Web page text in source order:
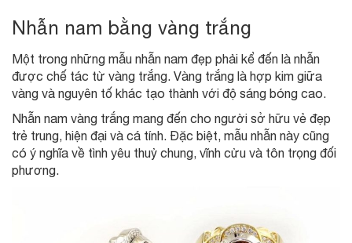
Nhẫn nam bằng vàng trắng
Một trong những mẫu nhẫn nam đẹp phải kể đến là nhẫn
được chế tác từ vàng trắng. Vàng trắng là hợp kim giữa
vàng và nguyên tố khác tạo thành với độ sáng bóng cao.
Nhẫn nam vàng trắng mang đến cho người sở hữu vẻ đẹp
trẻ trung, hiện đại và cá tính. Đặc biệt, mẫu nhẫn này cũng
có ý nghĩa về tình yêu thuỷ chung, vĩnh cửu và tôn trọng đối
phương.